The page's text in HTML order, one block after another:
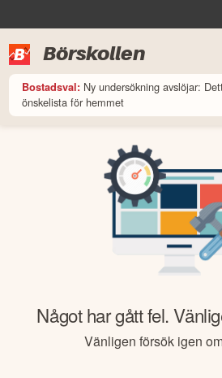
Börskollen
Bostadsval: Ny undersökning avslöjar:
önskelista för hemmet
Något har gått fel.
Vänligen försök igen